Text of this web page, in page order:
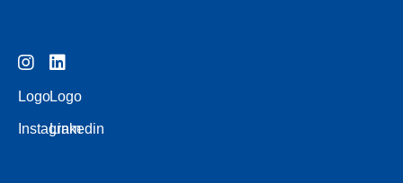
Logo
Instagram
Logo
Linkedin